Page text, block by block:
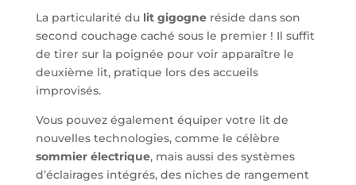
La particularité du lit gigogneréside dans son
second couchage caché sous le premier ! Il suffit
de tirer sur la poignée pour voir apparaître le
deuxième lit, pratique lors des accueils
improvisés.
Vous pouvez également équiper votre lit de
nouvelles technologies, comme le célèbre
sommier électrique, mais aussi des systèmes
d’éclairages intégrés, des niches de rangement